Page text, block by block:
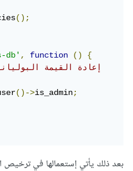
();
db', function ()
{
()->is_admin;